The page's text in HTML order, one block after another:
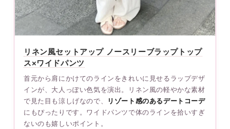
リネン風セットアップ ノースリーブラップトップ
ス×ワイドパンツ
首元から肩にかけてのラインをきれいに見せるラップデザ
インが、大人っぽい色気を演出。リネン風の軽やかな素材
で見た目も涼しげなので、
リゾート感のあるデートコーデ
にもぴったりです。ワイドパンツで体のラインを拾いすぎ
ないのも嬉しいポイント。